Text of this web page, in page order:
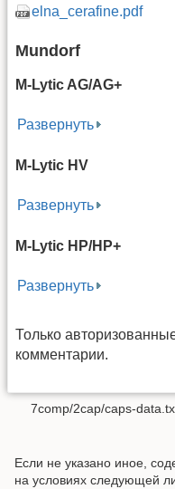
elna_cerafine.pdf
Mundorf
M-Lytic AG/AG+
Развернуть
M-Lytic HV
Развернуть
M-Lytic HP/HP+
Развернуть
Только
комментарии.
7comp/2cap/caps-
Если не указано иное,
на условиях следующей